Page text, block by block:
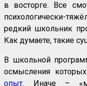
в восторге. Все
психологически-
редкий школьник
Как думаете, такие
В школьной
осмысления
опыт. Иначе –